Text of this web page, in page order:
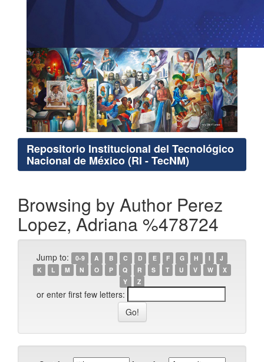
Repositorio Institucional del Tecnológico
Nacional de México (RI - TecNM)
Browsing by Author Perez
Lopez, Adriana %478724
Jump to: 0-9 A B C D E F G H I
J
K
L M N O P Q R S T U V W
X
Y
Z
or enter first few letters: